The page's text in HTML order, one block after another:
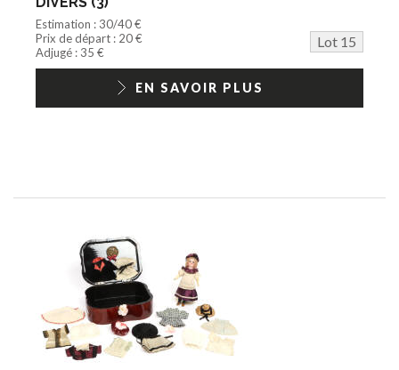
Estimation : 30/40 €
Prix de départ : 20 €
Lot 15
Adjugé : 35 €
EN SAVOIR PLUS